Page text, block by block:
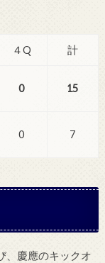
４Q 計
0 15
0 7
、慶應のキックオ